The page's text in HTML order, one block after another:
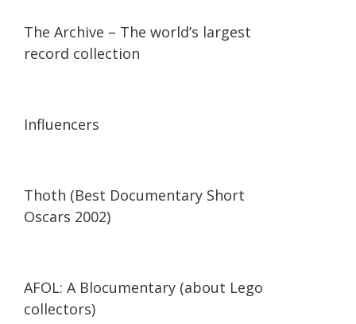
The Archive – The world’s largest
record collection
Influencers
Thoth (Best Documentary Short
Oscars 2002)
AFOL: A Blocumentary (about Lego
collectors)